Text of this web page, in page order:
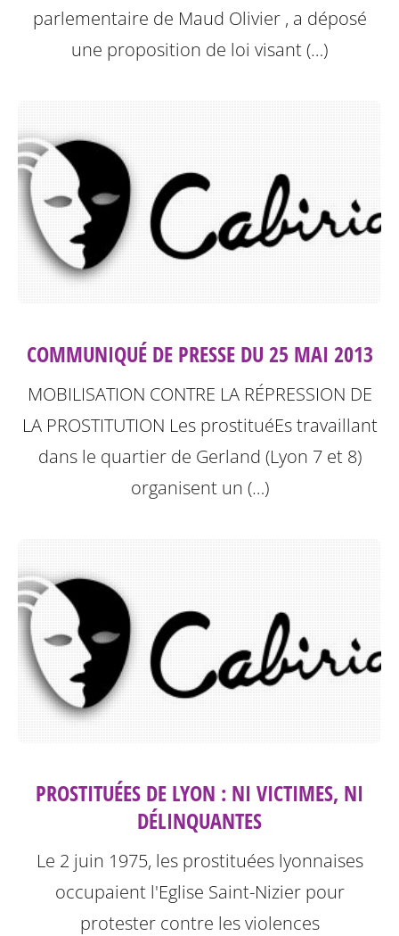
parlementaire de Maud Olivier , a déposé
une proposition de loi visant (…)
COMMUNIQUÉ DE PRESSE DU 25 MAI 2013
MOBILISATION CONTRE LA RÉPRESSION DE
LA PROSTITUTION Les prostituéEs travaillant
dans le quartier de Gerland (Lyon 7 et 8)
organisent un (…)
PROSTITUÉES DE LYON : NI VICTIMES, NI
DÉLINQUANTES
Le 2 juin 1975, les prostituées lyonnaises
occupaient l'Eglise Saint-Nizier pour
protester contre les violences